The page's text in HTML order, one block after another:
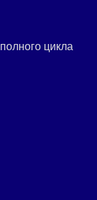
цикла